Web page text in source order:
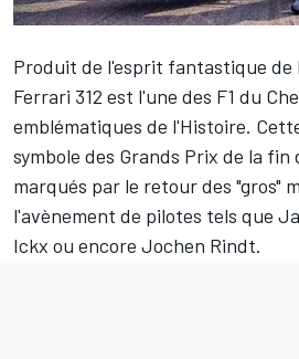
Produit de l'esprit fantastique de
Ferrari 312 est l'une des F1 du
emblématiques de l'Histoire.
symbole des Grands Prix de la fin
marqués par le retour des "gros"
l'avènement de pilotes tels que
Ickx ou encore Jochen Rindt.